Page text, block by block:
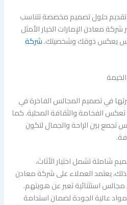
حلول تصميم مخصصة تتناسب
شركة معادن الإمارات الخيار الأمثل
يعكس ذوقك وشخصيتك.شركة
في تصميم المجالس الفاخرة في
الفخامة والثقافة المحلية. كما
بين الراحة والجمال لتكون
شاملة تشمل اختيار الأثاث،
لذلك، يعتمد العملاء على شركة معادن
استثنائية تعبر عن هويتهم.
عالية الجودة لضمان استدامة